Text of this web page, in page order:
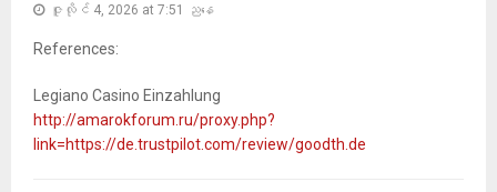
ဇူလိုင် 4, 2026 at 7:51 ညနေ
References:
Legiano Casino Einzahlung
http://amarokforum.ru/proxy.php?
link=https://de.trustpilot.com/review/goodth.de